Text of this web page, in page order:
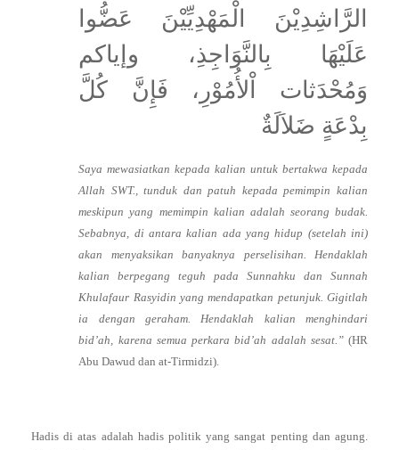
الرَّاشِدِيْنَ الْمَهْدِيِّيْنَ عَضُّوا
عَلَيْهَا بِالنَّوَاجِذِ، وإياكم
وَمُحْدَثات اْلأُمُوْرِ، فَإِنَّ كُلَّ
بِدْعَةٍ ضَلاَلَةٌ
Saya mewasiatkan kepada kalian untuk bertakwa kepada
Allah SWT., tunduk dan patuh kepada pemimpin kalian
meskipun yang memimpin kalian adalah seorang budak.
Sebabnya, di antara kalian ada yang hidup (setelah ini)
akan menyaksikan banyaknya perselisihan. Hendaklah
kalian berpegang teguh pada Sunnahku dan Sunnah
Khulafaur Rasyidin yang mendapatkan petunjuk. Gigitlah
ia dengan geraham. Hendaklah kalian menghindari
bid’ah, karena semua perkara bid’ah adalah sesat.” (HR
Abu Dawud dan at-Tirmidzi).
Hadis di atas adalah hadis politik yang sangat penting dan agung.